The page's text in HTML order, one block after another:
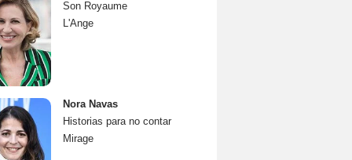
Son Royaume
L'Ange
Nora Navas
Historias para no contar
Mirage